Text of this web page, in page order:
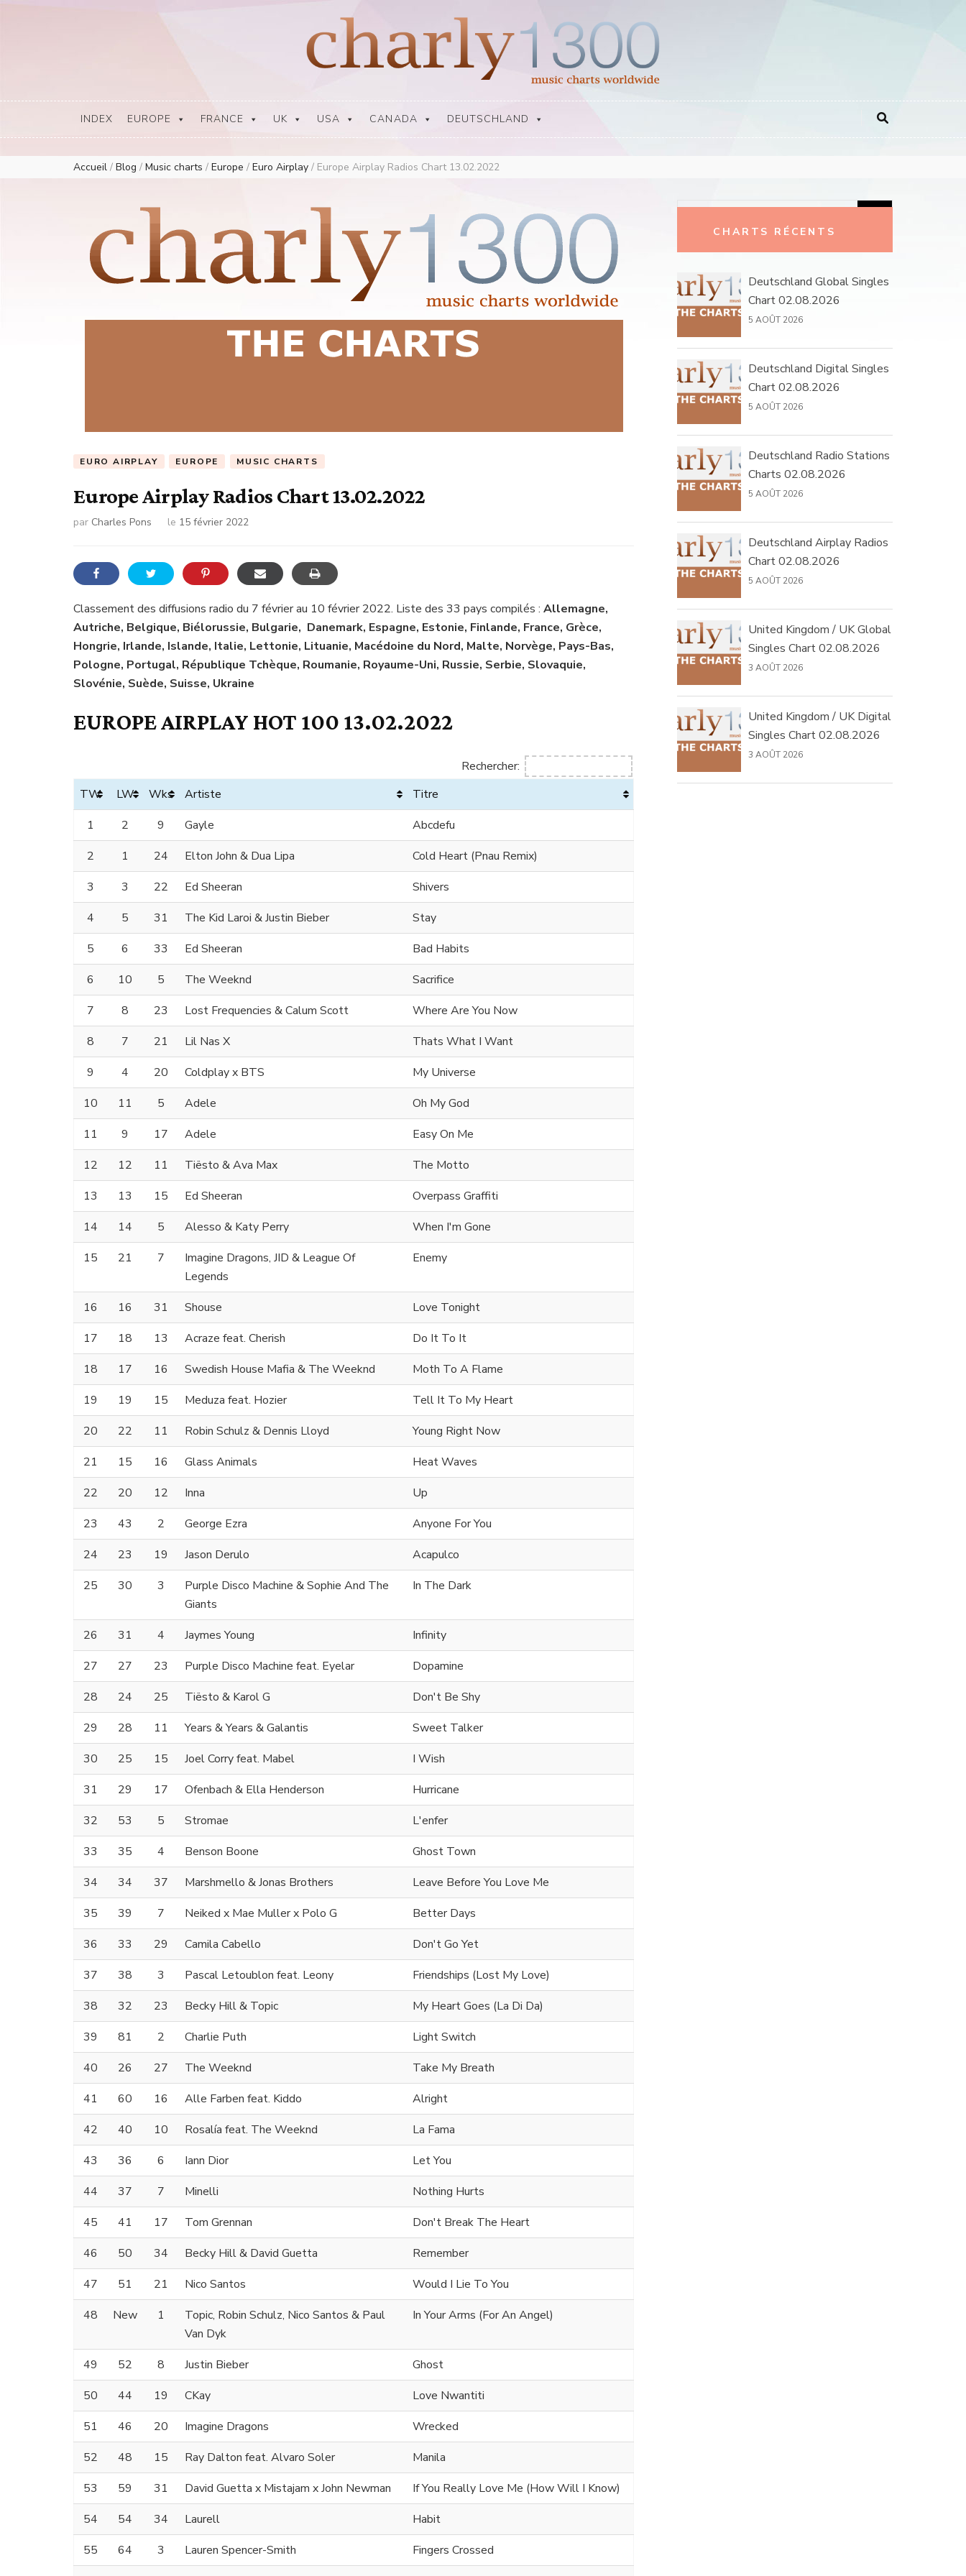
Europe Airplay Charts Radios Music Worldwide – Charly1300
European Music Charts plus USA and Australia
INDEX EUROPE FRANCE UK USA CANADA DEUTSCHLAND
Accueil / Blog / Music charts / Europe / Euro Airplay / Europe Airplay Radios Chart 13.02.2022
EURO AIRPLAY EUROPE MUSIC CHARTS
Europe Airplay Radios Chart 13.02.2022
par Charles Pons le 15 février 2022
Classement des diffusions radio du 7 février au 10 février 2022. Liste des 33 pays compilés : Allemagne,
Autriche, Belgique, Biélorussie, Bulgarie, Danemark, Espagne, Estonie, Finlande, France, Grèce,
Hongrie, Irlande, Islande, Italie, Lettonie, Lituanie, Macédoine du Nord, Malte, Norvège, Pays-Bas,
Pologne, Portugal, République Tchèque, Roumanie, Royaume-Uni, Russie, Serbie, Slovaquie,
Slovénie, Suède, Suisse, Ukraine
EUROPE AIRPLAY HOT 100 13.02.2022
Rechercher:
TW
LW Wks Artiste
Titre
1
2 9 Gayle
Abcdefu
2
1 24 Elton John & Dua Lipa
Cold Heart (Pnau Remix)
3
3 22 Ed Sheeran
Shivers
4
5 31 The Kid Laroi & Justin Bieber
Stay
5
6 33 Ed Sheeran
Bad Habits
6
10 5 The Weeknd
Sacrifice
7
8 23 Lost Frequencies & Calum Scott
Where Are You Now
8
7 21 Lil Nas X
Thats What I Want
9
4 20 Coldplay x BTS
My Universe
10
11 5 Adele
Oh My God
11
9 17 Adele
Easy On Me
12
12 11 Tiësto & Ava Max
The Motto
13
13 15 Ed Sheeran
Overpass Graffiti
14
14 5 Alesso & Katy Perry
When I'm Gone
15
21 7
Imagine Dragons, JID & League Of
Legends
Enemy
16 16 31 Shouse
Love Tonight
17
18 13 Acraze feat. Cherish
Do It To It
18
17 16 Swedish House Mafia & The Weeknd
Moth To A Flame
19
19 15 Meduza feat. Hozier
Tell It To My Heart
20
22 11 Robin Schulz & Dennis Lloyd
Young Right Now
21
15 16 Glass Animals
Heat Waves
22
20 12 Inna
Up
23
43 2 George Ezra
Anyone For You
24
23 19 Jason Derulo
Acapulco
25
30 3
Purple Disco Machine & Sophie And The
Giants
In The Dark
26 31 4 Jaymes Young
Infinity
27
27 23 Purple Disco Machine feat. Eyelar
Dopamine
28
24 25 Tiësto & Karol G
Don't Be Shy
29
28 11 Years & Years & Galantis
Sweet Talker
30
25 15 Joel Corry feat. Mabel
I Wish
31
29 17 Ofenbach & Ella Henderson
Hurricane
32
53 5 Stromae
L'enfer
33
35 4 Benson Boone
Ghost Town
34
34 37 Marshmello & Jonas Brothers
Leave Before You Love Me
35
39 7 Neiked x Mae Muller x Polo G
Better Days
36
33 29 Camila Cabello
Don't Go Yet
37
38 3 Pascal Letoublon feat. Leony
Friendships (Lost My Love)
38
32 23 Becky Hill & Topic
My Heart Goes (La Di Da)
39
81 2 Charlie Puth
Light Switch
40
26 27 The Weeknd
Take My Breath
41
60 16 Alle Farben feat. Kiddo
Alright
42
40 10 Rosalía feat. The Weeknd
La Fama
43
36 6 Iann Dior
Let You
44
37 7 Minelli
Nothing Hurts
45
41 17 Tom Grennan
Don't Break The Heart
46
50 34 Becky Hill & David Guetta
Remember
47
51 21 Nico Santos
Would I Lie To You
48
New 1
Topic, Robin Schulz, Nico Santos & Paul
Van Dyk
In Your Arms (For An Angel)
49 52 8 Justin Bieber
Ghost
50
44 19 CKay
Love Nwantiti
51
46 20 Imagine Dragons
Wrecked
52
48 15 Ray Dalton feat. Alvaro Soler
Manila
53
59 31 David Guetta x Mistajam x John Newman
If You Really Love Me (How Will I Know)
54
54 34 Laurell
Habit
55
64 3 Lauren Spencer-Smith
Fingers Crossed
CHARTS RÉCENTS
Deutschland Global Singles
Chart 02.08.2026
5 AOÛT 2026
Deutschland Digital Singles
Chart 02.08.2026
5 AOÛT 2026
Deutschland Radio Stations
Charts 02.08.2026
5 AOÛT 2026
Deutschland Airplay Radios
Chart 02.08.2026
5 AOÛT 2026
United Kingdom / UK Global
Singles Chart 02.08.2026
3 AOÛT 2026
United Kingdom / UK Digital
Singles Chart 02.08.2026
3 AOÛT 2026